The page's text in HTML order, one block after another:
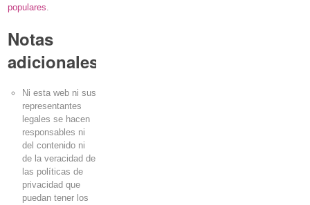
populares
Notas
adicionales
Ni esta web ni sus
representantes
legales se hacen
responsables ni
del contenido ni
de la veracidad de
las políticas de
privacidad que
puedan tener los